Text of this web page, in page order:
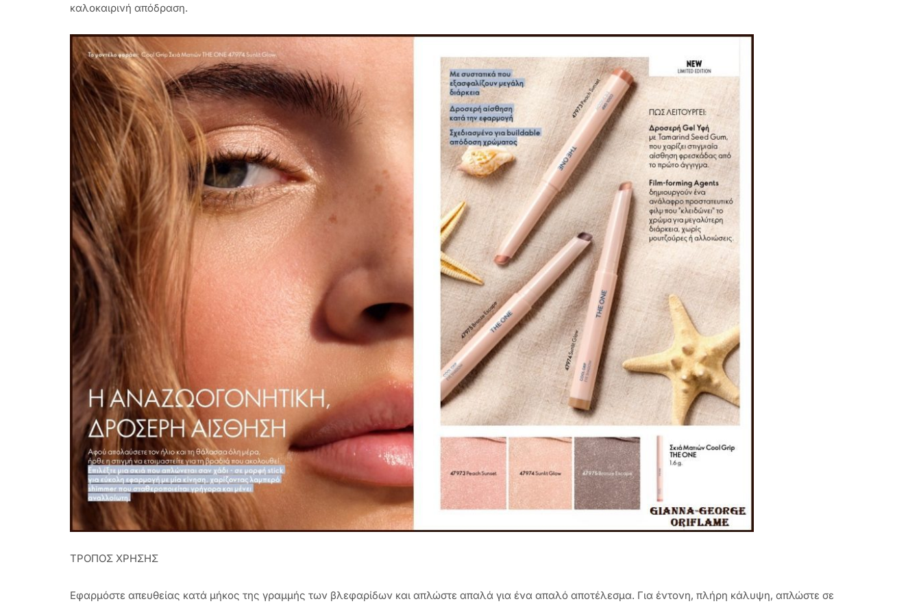
καλοκαιρινή απόδραση.
ΤΡΟΠΟΣ ΧΡΗΣΗΣ
Εφαρμόστε απευθείας κατά μήκος της γραμμής των βλεφαρίδων και απλώστε απαλά για ένα απαλό αποτέλεσμα. Για έντονη, πλήρη κάλυψη, απλώστε σε